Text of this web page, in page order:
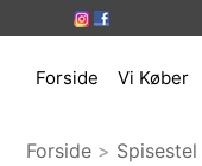
Forside Vi Køber
Forside > Spisestel